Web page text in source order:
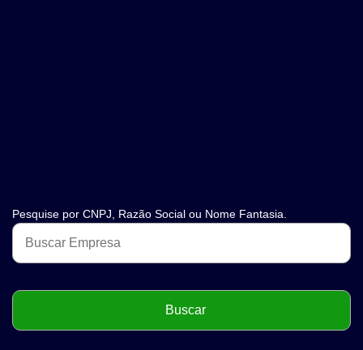
Pesquise por CNPJ, Razão Social ou Nome Fantasia.